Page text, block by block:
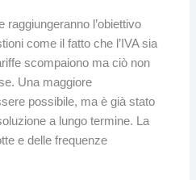
raggiungeranno l’obiettivo
come il fatto che l’IVA sia
scompaiono ma ciò non
Una maggiore
possibile, ma è già stato
a lungo termine. La
e delle frequenze